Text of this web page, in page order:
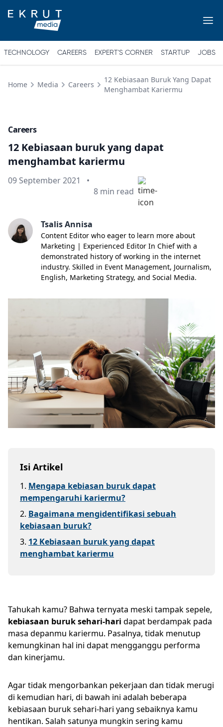
TECHNOLOGY CAREERS EXPERT'S CORNER STARTUP JOBS
Home Media Careers
12 Kebiasaan Buruk Yang Dapat
Menghambat Kariermu
Careers
12 Kebiasaan buruk yang dapat
menghambat kariermu
Published on
09 September 2021
•
Min read
8 min read
Tsalis Annisa
Content Editor who eager to learn more about
Marketing | Experienced Editor In Chief with a
demonstrated history of working in the internet
industry. Skilled in Event Management, Journalism,
English, Marketing Strategy, and Social Media.
Isi Artikel
1. Mengapa kebiasan buruk dapat
mempengaruhi kariermu?
2. Bagaimana mengidentifikasi sebuah
kebiasaan buruk?
3. 12 Kebiasaan buruk yang dapat
menghambat kariermu
Tahukah kamu? Bahwa ternyata meski tampak sepele,
kebiasaan buruk sehari-hari dapat berdampak pada
masa depanmu kariermu. Pasalnya, tidak menutup
kemungkinan hal ini dapat mengganggu performa
dan kinerjamu.
Agar tidak mengorbankan pekerjaan dan tidak merugi
di kemudian hari, di bawah ini adalah beberapa
kebiasaan buruk sehari-hari yang sebaiknya kamu
hentikan. Salah satunya mungkin sering kamu